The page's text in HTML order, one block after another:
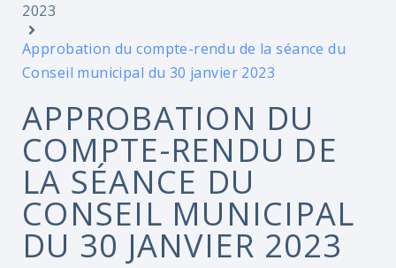
2023
Approbation du compte-rendu de la séance du
Conseil municipal du 30 janvier 2023
APPROBATION DU
COMPTE-RENDU DE
LA SÉANCE DU
CONSEIL MUNICIPAL
DU 30 JANVIER 2023